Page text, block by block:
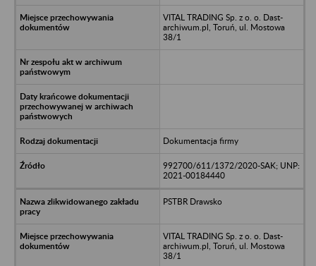
VITAL TRADING Sp. z o. o. Dast-
archiwum.pl, Toruń, ul. Mostowa
38/1
Dokumentacja firmy
992700/611/1372/2020-SAK; UNP:
2021-00184440
PSTBR Drawsko
VITAL TRADING Sp. z o. o. Dast-
archiwum.pl, Toruń, ul. Mostowa
38/1